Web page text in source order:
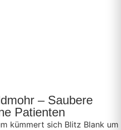
– Saubere
Patienten
kümmert sich Blitz Blank um